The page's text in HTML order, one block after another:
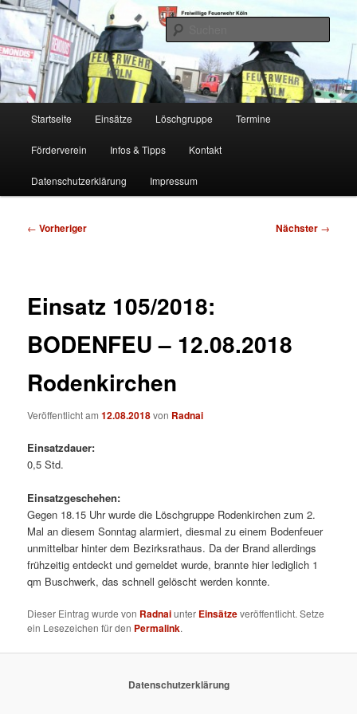
Zum
primären
Inhalt
springenFF Köln, LG RD
Freiwillige Feuerwehr Köln, Löschgruppe Rodenkirchen
Startseite Einsätze Löschgruppe Termine
Förderverein Infos & Tipps Kontakt
Datenschutzerklärung Impressum
Beitragsnavigation
← Vorheriger Nächster →
Einsatz 105/2018:
BODENFEU – 12.08.2018
Rodenkirchen
Veröffentlicht am12.08.2018von Radnai
Einsatzdauer:
0,5 Std.
Einsatzgeschehen:
Gegen 18.15 Uhr wurde die Löschgruppe Rodenkirchen zum 2.
Mal an diesem Sonntag alarmiert, diesmal zu einem Bodenfeuer
unmittelbar hinter dem Bezirksrathaus. Da der Brand allerdings
frühzeitig entdeckt und gemeldet wurde, brannte hier lediglich 1
qm Buschwerk, das schnell gelöscht werden konnte.
Dieser Eintrag wurde von Radnaiunter Einsätzeveröffentlicht. Setze
ein Lesezeichen für den Permalink.
Datenschutzerklärung